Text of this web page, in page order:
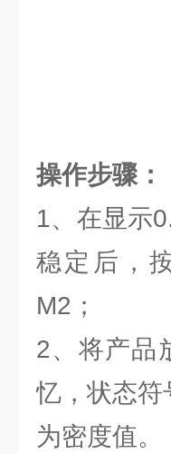
操作步骤：
1、在显示
稳定后，
M2；
2、将产品
忆，状态
为密度值。